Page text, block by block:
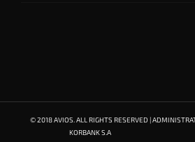
© 2018 AVIOS. ALL RIGHTS RESERVED |
KORBANK S.A